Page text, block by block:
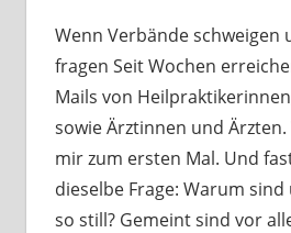
Wenn Verbände schweigen
fragen Seit Wochen
Mails von
sowie Ärztinnen und
mir zum ersten Mal. Und
dieselbe Frage: Warum
so still? Gemeint sind vor